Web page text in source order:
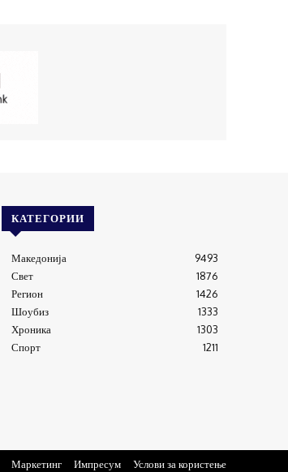
КАТЕГОРИИ
Македонија
9493
Свет
1876
Регион
1426
Шоубиз
1333
Хроника
1303
Спорт
1211
Маркетинг Импресум Услови за користење